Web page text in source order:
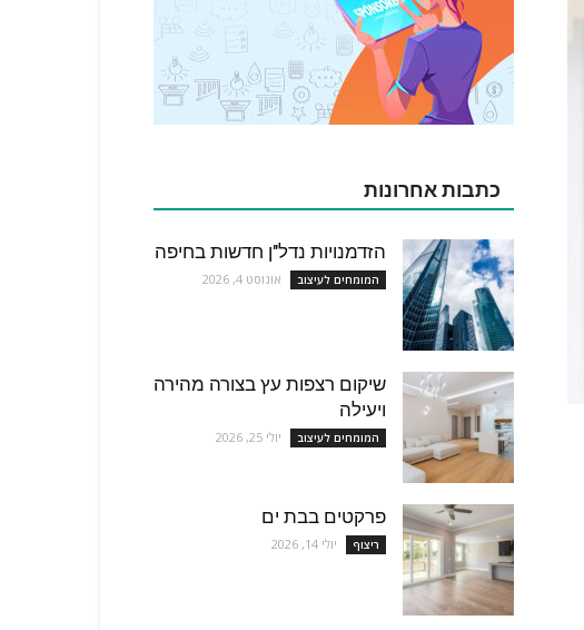
כתבות אחרונות
הזדמנויות נדל"ן חדשות בחיפה
המומחים לעיצוב אוגוסט 4, 2026
שיקום רצפות עץ בצורה מהירה
ויעילה
המומחים לעיצוב יולי 25, 2026
פרקטים בבת ים
ריצוף יולי 14, 2026